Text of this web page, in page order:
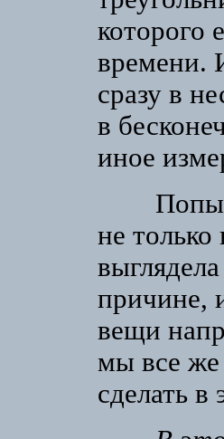
которого
времени.
сразу в
в
иное
не только
причине,
вещи
мы все же
сделать в